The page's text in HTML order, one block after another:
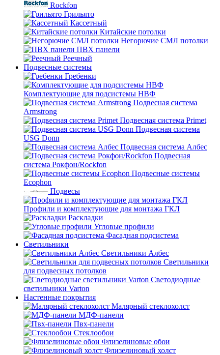
Rockfon
Грильято
Кассетный
Китайские потолки
Негорючие СМЛ потолки
ПВХ панели
Реечный
Подвесные системы
Гребенки
Комплектующие для подсистемы НВФ
Подвесная система
Armstrong
Подвесная система Primet
Подвесная система
USG Donn
Подвесная система Албес
Подвесная
система Рокфон/Rockfon
Подвесные системы
Ecophon
Подвесы
Профили и комплектующие для монтажа ГКЛ
Раскладки
Угловые профили
Фасадная подсистема
Светильники
Светильники Албес
Светильники
для подвесных потолков
Светодиодные
светильники Varton
Настенные покрытия
Малярный стеклохолст
МДФ-панели
Пвх-панели
Стеклообои
Флизелиновые обои
Флизелиновый холст